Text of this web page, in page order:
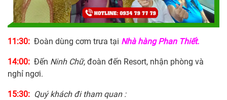
11:30: Đoàn dùng cơm trưa tại Nhà hàngPhan Thiết.
14:00: Đến Ninh Chữ, đoàn đến Resort, nhận phòng và
nghỉ ngơi.
15:30: Quý khách đi tham quan :